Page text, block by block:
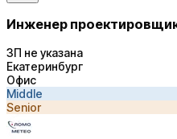
Инженер
ЗП не указана
Екатеринбург
Офис
Middle
Senior